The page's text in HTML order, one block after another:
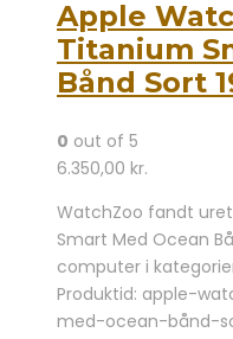
Apple
Titanium
Bånd Sort
0 out of 5
6.350,00 kr.
WatchZoo fandt
Smart Med Ocean
computer i
Produktid: apple-
med-ocean-bånd-